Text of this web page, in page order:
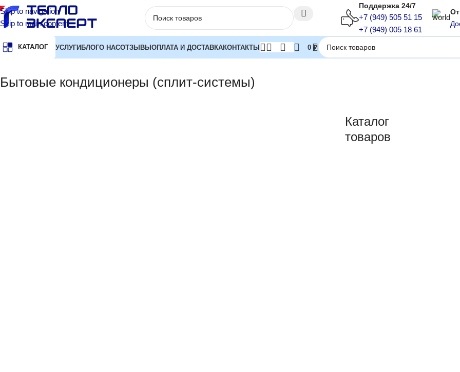
Skip to navigation
Skip to main content
Поддержка 24/7
+7 (949) 505 51 15
+7 (949) 005 18 61
КАТАЛОГ УСЛУГИБЛОГО НАСОТЗЫВЫОПЛАТА И ДОСТАВКАКОНТАКТЫ 0 ₽
Главная Бытовые кондиционеры (сплит-системы)
Бытовые кондиционеры (сплит-системы)
Каталог
товаров